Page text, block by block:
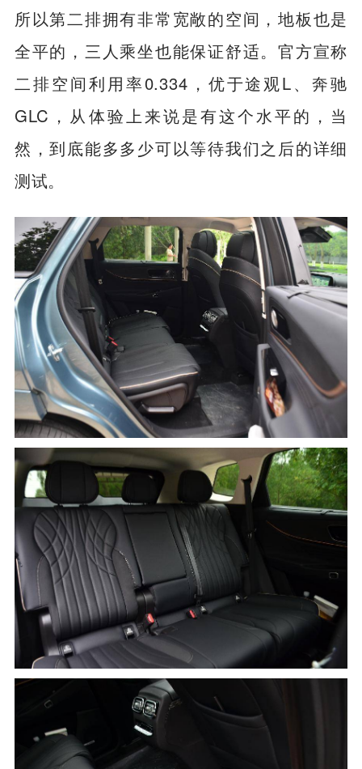
瑞虎9的车长为4820 mm、车宽为1930mm，
所以第二排拥有非常宽敞的空间，地板也是
全平的，三人乘坐也能保证舒适。官方宣称
二排空间利用率0.334，优于途观L、奔驰
GLC，从体验上来说是有这个水平的，当
然，到底能多多少可以等待我们之后的详细
测试。